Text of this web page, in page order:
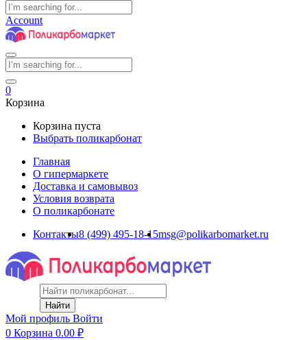
Account
0
Корзина
Корзина пуста
Выбрать поликарбонат
Главная
О гипермаркете
Доставка и самовывоз
Условия возврата
О поликарбонате
Контакты8 (499) 495-18-15msg@polikarbomarket.ru
Найти
Мой профиль Войти
0 Корзина 0.00 ₽